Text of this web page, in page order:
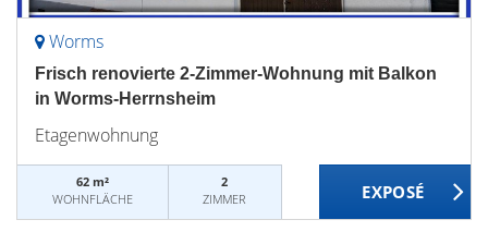
Worms
Frisch renovierte 2-Zimmer-Wohnung mit Balkon
in Worms-Herrnsheim
Etagenwohnung
62 m²
WOHNFLÄCHE
2
ZIMMER